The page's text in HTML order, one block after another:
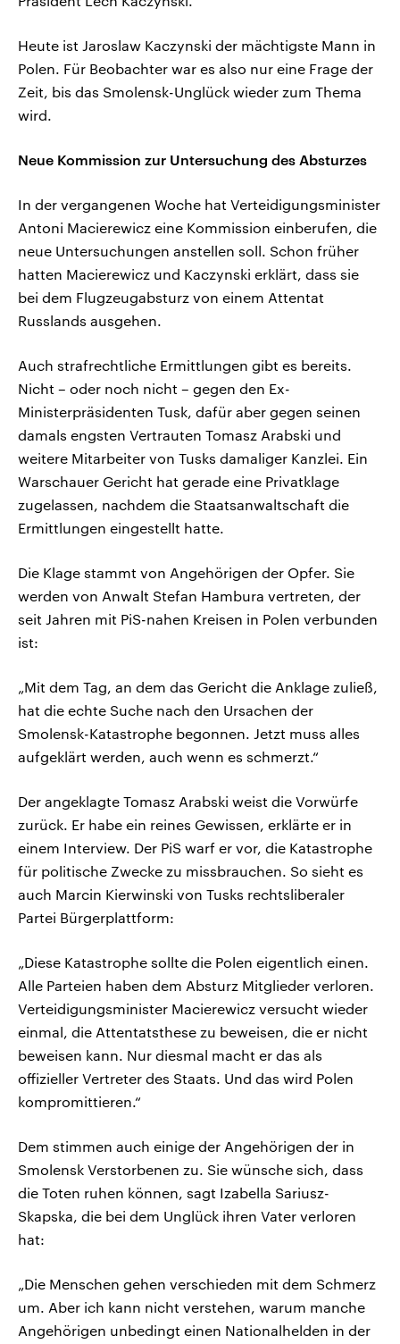
Heute ist Jaroslaw Kaczynski der mächtigste Mann in
Polen. Für Beobachter war es also nur eine Frage der
Zeit, bis das Smolensk-Unglück wieder zum Thema
wird.
Neue Kommission zur Untersuchung des Absturzes
In der vergangenen Woche hat Verteidigungsminister
Antoni Macierewicz eine Kommission einberufen, die
neue Untersuchungen anstellen soll. Schon früher
hatten Macierewicz und Kaczynski erklärt, dass sie
bei dem Flugzeugabsturz von einem Attentat
Russlands ausgehen.
Auch strafrechtliche Ermittlungen gibt es bereits.
Nicht – oder noch nicht – gegen den Ex-
Ministerpräsidenten Tusk, dafür aber gegen seinen
damals engsten Vertrauten Tomasz Arabski und
weitere Mitarbeiter von Tusks damaliger Kanzlei. Ein
Warschauer Gericht hat gerade eine Privatklage
zugelassen, nachdem die Staatsanwaltschaft die
Ermittlungen eingestellt hatte.
Die Klage stammt von Angehörigen der Opfer. Sie
werden von Anwalt Stefan Hambura vertreten, der
seit Jahren mit PiS-nahen Kreisen in Polen verbunden
ist:
„Mit dem Tag, an dem das Gericht die Anklage zuließ,
hat die echte Suche nach den Ursachen der
Smolensk-Katastrophe begonnen. Jetzt muss alles
aufgeklärt werden, auch wenn es schmerzt.“
Der angeklagte Tomasz Arabski weist die Vorwürfe
zurück. Er habe ein reines Gewissen, erklärte er in
einem Interview. Der PiS warf er vor, die Katastrophe
für politische Zwecke zu missbrauchen. So sieht es
auch Marcin Kierwinski von Tusks rechtsliberaler
Partei Bürgerplattform:
„Diese Katastrophe sollte die Polen eigentlich einen.
Alle Parteien haben dem Absturz Mitglieder verloren.
Verteidigungsminister Macierewicz versucht wieder
einmal, die Attentatsthese zu beweisen, die er nicht
beweisen kann. Nur diesmal macht er das als
offizieller Vertreter des Staats. Und das wird Polen
kompromittieren.“
Dem stimmen auch einige der Angehörigen der in
Smolensk Verstorbenen zu. Sie wünsche sich, dass
die Toten ruhen können, sagt Izabella Sariusz-
Skapska, die bei dem Unglück ihren Vater verloren
hat:
„Die Menschen gehen verschieden mit dem Schmerz
um. Aber ich kann nicht verstehen, warum manche
Angehörigen unbedingt einen Nationalhelden in der